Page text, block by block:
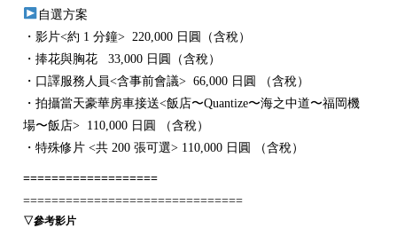
自選方案
・影片<約 1 分鐘> 220,000 日圓（含稅）
・捧花與胸花 33,000 日圓（含稅）
・口譯服務人員<含事前會議> 66,000 日圓 （含稅）
・拍攝當天豪華房車接送<飯店〜Quantize〜海之中道〜福岡機
場〜飯店> 110,000 日圓 （含稅）
・特殊修片 <共 200 張可選> 110,000 日圓 （含稅）
===================
===============================
▽參考影片